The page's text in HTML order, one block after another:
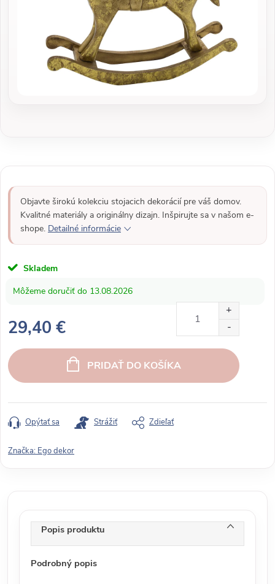
Objavte širokú kolekciu stojacich dekorácií pre váš domov.
Kvalitné materiály a originálny dizajn. Inšpirujte sa v našom e-
shope. Detailné informácie
Skladem
13.08.2026
29,40 €
e
d
o
t
o
PRIDAŤ DO KOŠÍKA
Opýtať sa Strážiť Zdieľať
Značka: Ego dekor
Popis produktu
Podrobný popis